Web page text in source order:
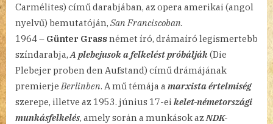
Carmélites) című darabjában, az opera amerikai (angol
nyelvű) bemutatóján, San Franciscoban.
1964 – Günter Grass német író, drámaíró legismertebb
színdarabja, A plebejusok a felkelést próbálják(Die
Plebejer proben den Aufstand) című drámájának
premierje Berlinben. A mű témája a marxista értelmiség
szerepe, illetve az 1953. június 17-ei kelet-németországi
munkásfelkelés, amely során a munkások az NDK-